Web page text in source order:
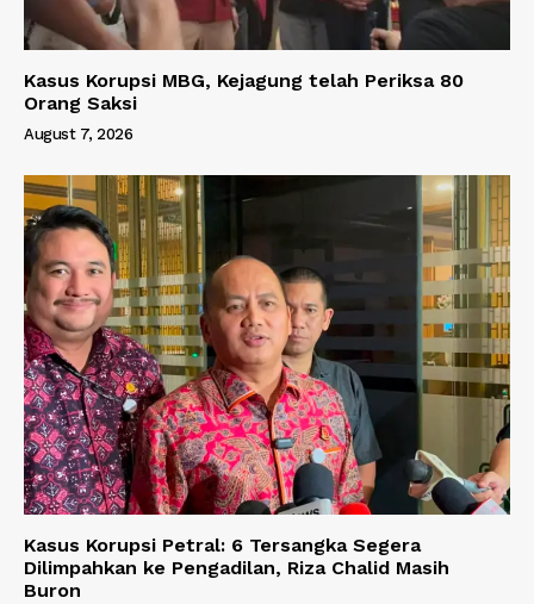
Kasus Korupsi MBG, Kejagung telah Periksa 80
Orang Saksi
August 7, 2026
Kasus Korupsi Petral: 6 Tersangka Segera
Dilimpahkan ke Pengadilan, Riza Chalid Masih
Buron